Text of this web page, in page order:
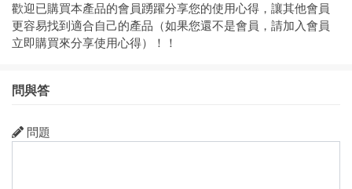
歡迎已購買本產品的會員踴躍分享您的使用心得，讓其他會員
更容易找到適合自己的產品（如果您還不是會員，請加入會員
立即購買來分享使用心得）！！
問與答
問題